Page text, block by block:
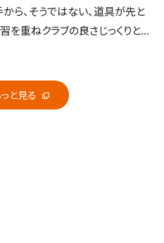
ら、そうではない、道具が先と
重ねクラブの良さじっくりとあ
と見る